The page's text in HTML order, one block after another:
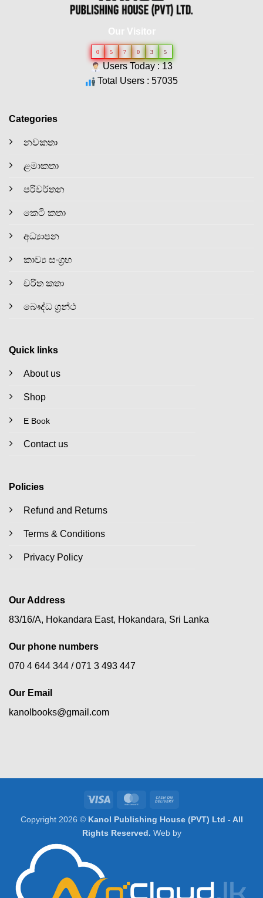
Our Visitor
0 5 7 0 3 5
Users Today : 13
Total Users : 57035
Categories
නවකතා
ළමාකතා
පරිවර්තන
කෙටි කතා
අධ්‍යාපන
කාව්‍ය සංග්‍රහ
චරිත කතා
බෞද්ධ ග්‍රන්ථ
Quick links
About us
Shop
E Book
Contact us
Policies
Refund and Returns
Terms & Conditions
Privacy Policy
Our Address
83/16/A, Hokandara East, Hokandara, Sri Lanka
Our phone numbers
070 4 644 344 /071 3 493 447
Our Email
kanolbooks@gmail.com
Visa MasterCard
Delivery
Copyright 2026 © Kanol Publishing House (PVT) Ltd - All
Rights Reserved. Web by